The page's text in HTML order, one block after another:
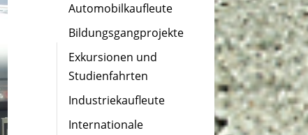
Automobilkaufleute
Bildungsgangprojekte
Exkursionen und
Studienfahrten
Industriekaufleute
Internationale